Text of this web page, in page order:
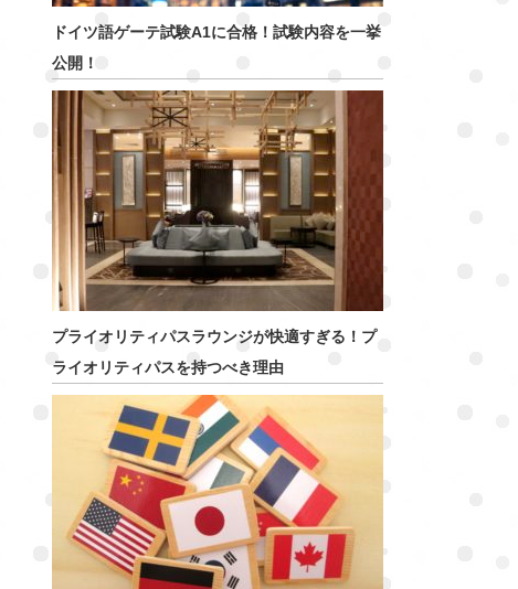
ドイツ語ゲーテ試験A1に合格！試験内容を一挙
公開！
プライオリティパスラウンジが快適すぎる！プ
ライオリティパスを持つべき理由